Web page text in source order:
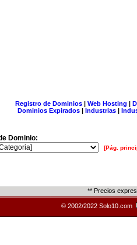
Registro de Dominios| Web Hosting |
Dominios Expirados | Industrias |
Dominio:
[Pág.
** Precios
© 2002/2022 Solo10.com